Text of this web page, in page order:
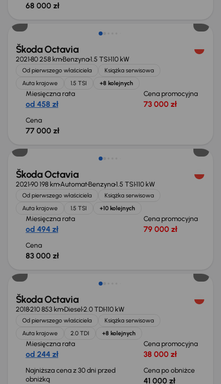
68 000 zł
Możliwość odliczenia VAT
Škoda Octavia
202180 258 kmBenzyna1.5 TSI110 kW
Od pierwszego właściciela
Książka serwisowa
Auta krajowe
1.5 TSI +8 kolejnych
Miesięczna rata
od 458 zł
Cena promocyjna
73 000 zł
Cena
77 000 zł
Škoda Octavia
202190 198 kmAutomatBenzyna1.5 TSI110 kW
Od pierwszego właściciela
Książka serwisowa
Auta krajowe
1.5 TSI +10 kolejnych
Miesięczna rata
od 494 zł
Cena promocyjna
79 000 zł
Cena
83 000 zł
Taniej o 1 000 zł
Škoda Octavia
2018210 853 kmDiesel2.0 TDI110 kW
Od pierwszego właściciela
Książka serwisowa
Auta krajowe
2.0 TDI +8 kolejnych
Miesięczna rata
od 244 zł
Cena promocyjna
38 000 zł
Najniższa cena z 30 dni przed
obniżką
Cena po obniżce
41 000 zł